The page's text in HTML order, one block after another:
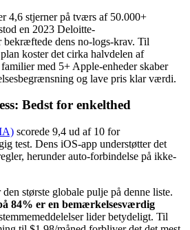
4,6 stjerner på tværs af 50.000+
en 2023 Deloitte-
dens no-logs-krav. Til
koster det cirka halvdelen af
med 5+ Apple-enheder skaber
og lave pris klar værdi.
Bedst for enkelthed
scorede 9,4 ud af 10 for
test. Dens iOS-app understøtter det
herunder auto-forbindelse på ikke-
største globale pulje på denne liste.
84% er en bemærkelsesværdig
lider betydeligt. Til